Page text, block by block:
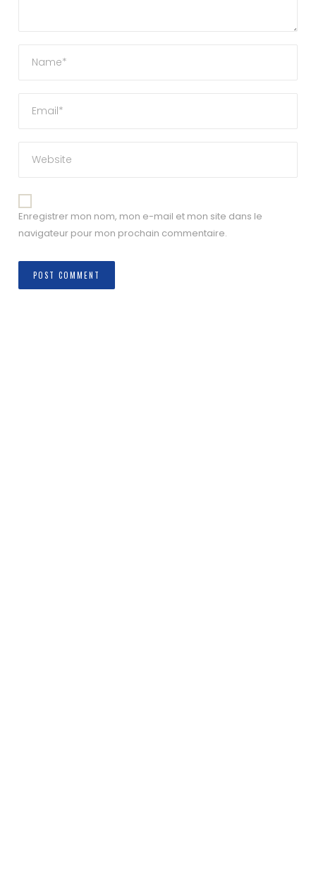
Enregistrer mon nom, mon e-mail et mon site dans le
navigateur pour mon prochain commentaire.